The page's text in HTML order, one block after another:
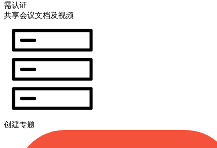
需认证
共享会议文档及视频
创建专题